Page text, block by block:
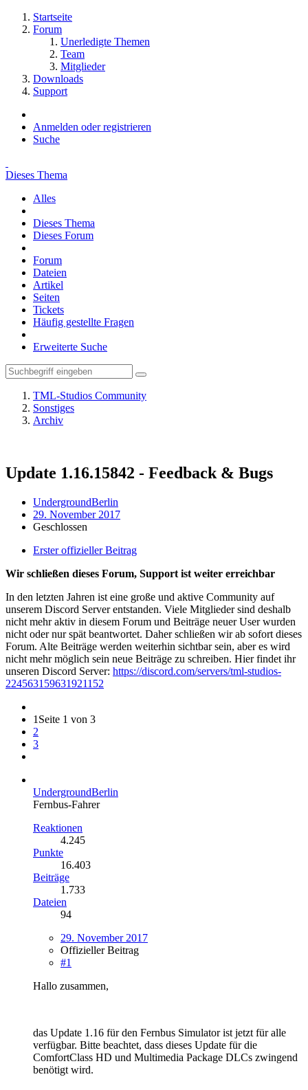
Startseite
Forum
Unerledigte Themen
Team
Mitglieder
Downloads
Support
Anmelden oder registrieren
Suche
Dieses Thema
Alles
Dieses Thema
Dieses Forum
Forum
Dateien
Artikel
Seiten
Tickets
Häufig gestellte Fragen
Erweiterte Suche
TML-Studios Community
Sonstiges
Archiv
Update 1.16.15842 - Feedback & Bugs
UndergroundBerlin
29. November 2017
Geschlossen
Erster offizieller Beitrag
Wir schließen dieses Forum, Support ist weiter erreichbar
In den letzten Jahren ist eine große und aktive Community auf
unserem Discord Server entstanden. Viele Mitglieder sind deshalb
nicht mehr aktiv in diesem Forum und Beiträge neuer User wurden
nicht oder nur spät beantwortet. Daher schließen wir ab sofort dieses
Forum. Alte Beiträge werden weiterhin sichtbar sein, aber es wird
nicht mehr möglich sein neue Beiträge zu schreiben. Hier findet ihr
unseren Discord Server: https://discord.com/servers/tml-studios-
224563159631921152
1 Seite 1 von 3
2
3
UndergroundBerlin
Fernbus-Fahrer
Reaktionen
4.245
Punkte
16.403
Beiträge
1.733
Dateien
94
29. November 2017
Offizieller Beitrag
#1
Hallo zusammen,
das Update 1.16 für den Fernbus Simulator ist jetzt für alle
verfügbar. Bitte beachtet, dass dieses Update für die
ComfortClass HD und Multimedia Package DLCs zwingend
benötigt wird.